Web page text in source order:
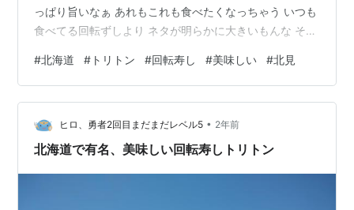
っぱり旨いなぁ あれもこれも食べたくなっちゃう いつも
食べてる回転ずしより ネタが明らかに大きいもんな そし
る とは言っても お腹一杯になっちゃうんだけど 北海道
にいる間にまた行こう こちらは札幌エリアの手稲店
hiroyu-sya2kaime.hatenablog.com トリトン店舗 東京エ
リア アトレ品川店港区港南2丁目18－1アトレ品川４F ス
カイツリータウン・ソラマチ店東…
#北海道 # トリトン #回転寿し #美味しい #北見
ヒロ、勇者2回目まだまだレベル5 • 2年前
北海道で有名、美味しい回転寿しトリトン